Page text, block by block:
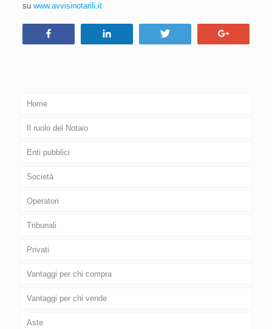
su www.avvisinotarili.it
Home
Il ruolo del Notaio
Enti pubblici
Società
Operatori
Tribunali
Privati
Vantaggi per chi compra
Vantaggi per chi vende
Aste